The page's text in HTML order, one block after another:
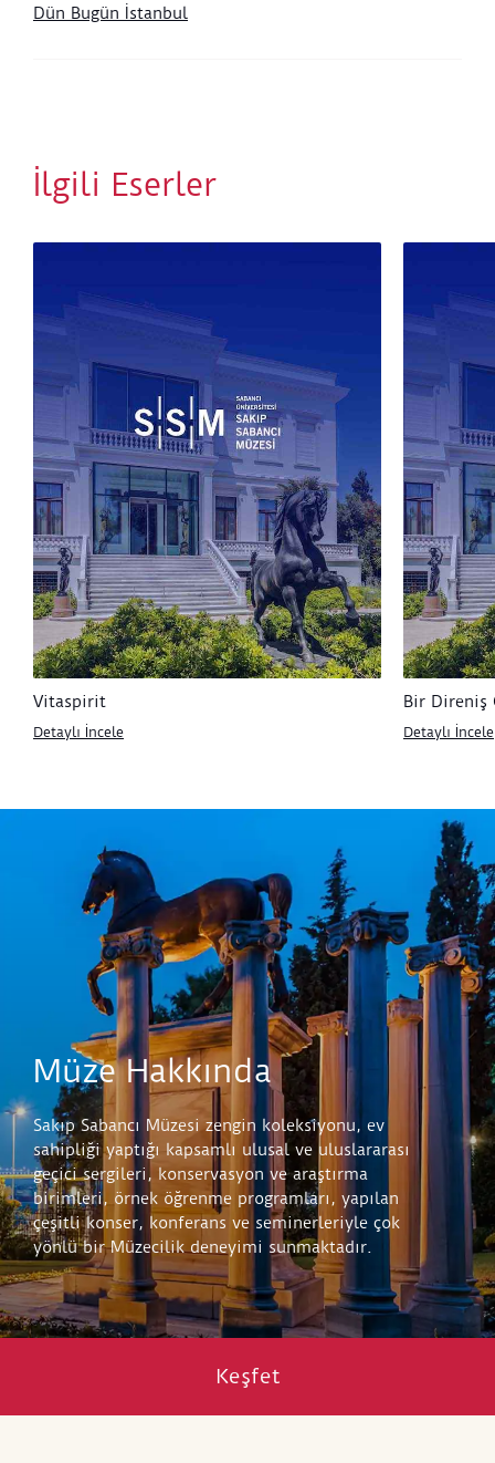
Dün Bugün İstanbul
İlgili Eserler
Vitaspirit
Detaylı İncele
Bir Direniş
Detaylı İncele
Müze Hakkında
Sakıp Sabancı Müzesi zengin koleksiyonu, ev
sahipliği yaptığı kapsamlı ulusal ve uluslararası
geçici sergileri, konservasyon ve araştırma
birimleri, örnek öğrenme programları, yapılan
çeşitli konser, konferans ve seminerleriyle çok
yönlü bir Müzecilik deneyimi sunmaktadır.
Keşfet